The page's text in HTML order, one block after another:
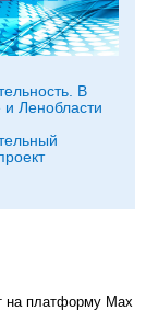
В
и Ленобласти
на платформу Max